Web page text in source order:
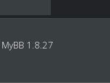
MyBB 1.8.27